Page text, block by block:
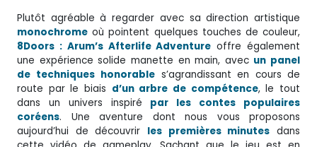
Plutôt agréable à regarder avec sa direction artistique
monochrome où pointent quelques touches de couleur,
8Doors : Arum’s Afterlife Adventure offre également
une expérience solide manette en main, avec un panel
de techniques honorable s’agrandissant en cours de
route par le biais d’un arbre de compétence, le tout
dans un univers inspiré par les contes populaires
coréens. Une aventure dont nous vous proposons
aujourd’hui de découvrir les premières minutes dans